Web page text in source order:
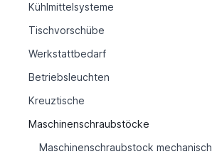
Kühlmittelsysteme
Tischvorschübe
Werkstattbedarf
Betriebsleuchten
Kreuztische
Maschinenschraubstöcke
Maschinenschraubstock mechanisch